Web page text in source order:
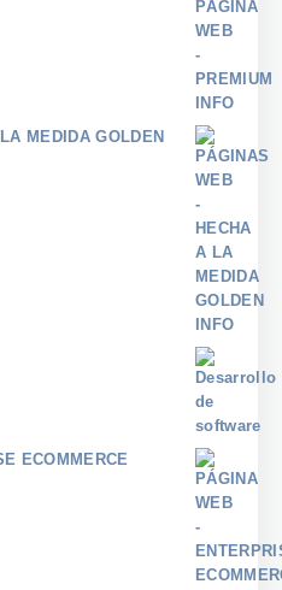
MEDIDA GOLDEN
ECOMMERCE